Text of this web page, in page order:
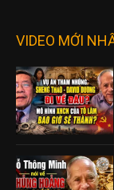
VIDEO MỚI